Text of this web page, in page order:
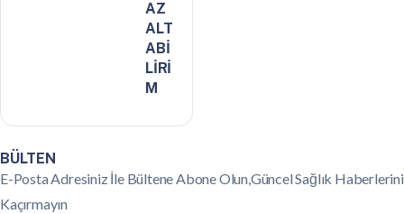
AZ
ALT
ABİ
LİRİ
M
BÜLTEN
E-Posta Adresiniz İle Bültene Abone Olun,Güncel Sağlık Haberlerini
Kaçırmayın